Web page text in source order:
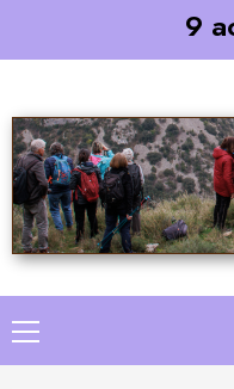
9
Primary
Menu